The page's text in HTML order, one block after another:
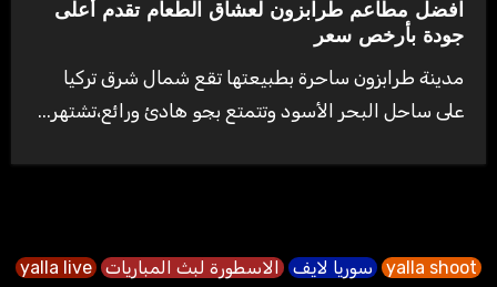
افضل مطاعم طرابزون لعشاق الطعام تقدم أعلى
جودة بأرخص سعر
مدينة طرابزون ساحرة بطبيعتها تقع شمال شرق تركيا
على ساحل البحر الأسود وتتمتع بجو هادئ ورائع،تشتهر...
yalla shoot سوريا لايف الاسطورة لبث المباريات yalla live